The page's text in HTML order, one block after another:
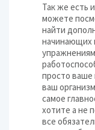
Так же есть
можете
найти
начинающих
просто ваше
ваш
самое
хотите а не
все